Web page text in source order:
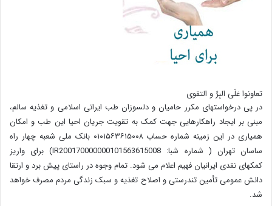
تعاونوا عَلَی البِرِّ و التقوی
در پی درخواستهای مکرر حامیان و دلسوزان طب ایرانی اسلامی و تغذیه سالم،
مبنی بر ایجاد راهکارهایی جهت کمک به تقویت جریان احیا این طب و امکان
همیاری در این زمینه شماره حساب ۰۱۰۱۵۶۳۶۱۵۰۰۸ بانک ملی شعبه چهار راه
ساسان تهران ( شماره شبا: IR200170000000101563615008) برای واریز
کمکهای نقدی ایرانیان فهیم اعلام می شود. تمام وجوه در راستای پیش برد و ارتقا
دانش عمومی تأمین تندرستی و اصلاح تغذیه و سبک زندگی مردم مصرف خواهد
شد.